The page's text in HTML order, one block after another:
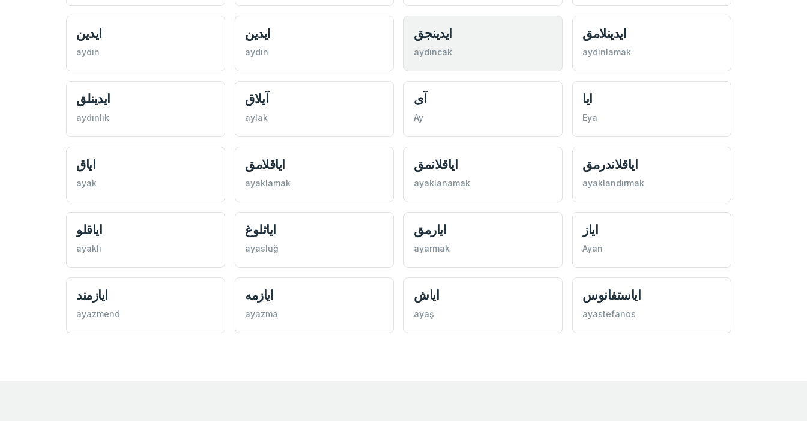
ايدين
aydın
ايدين
aydın
ايدينجق
aydıncak
ايدينلامق
aydınlamak
ايدينلق
aydınlık
آيلاق
aylak
آی
Ay
ايا
Eya
اياق
ayak
اياقلامق
ayaklamak
اياقلانمق
ayaklanamak
اياقلاندرمق
ayaklandırmak
اياقلو
ayaklı
اياثلوغ
ayasluğ
ايارمق
ayarmak
اياز
Ayan
ايازمند
ayazmend
ايازمه
ayazma
اياش
ayaş
اياستفانوس
ayastefanos